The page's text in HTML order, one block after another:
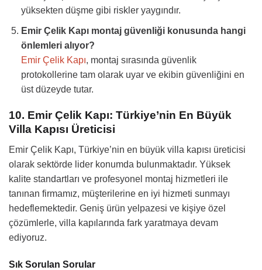
yüksekten düşme gibi riskler yaygındır.
Emir Çelik Kapı montaj güvenliği konusunda hangi
önlemleri alıyor?
Emir Çelik Kapı, montaj sırasında güvenlik
protokollerine tam olarak uyar ve ekibin güvenliğini en
üst düzeyde tutar.
10. Emir Çelik Kapı: Türkiye’nin En Büyük
Villa Kapısı Üreticisi
Emir Çelik Kapı, Türkiye’nin en büyük villa kapısı üreticisi
olarak sektörde lider konumda bulunmaktadır. Yüksek
kalite standartları ve profesyonel montaj hizmetleri ile
tanınan firmamız, müşterilerine en iyi hizmeti sunmayı
hedeflemektedir. Geniş ürün yelpazesi ve kişiye özel
çözümlerle, villa kapılarında fark yaratmaya devam
ediyoruz.
Sık Sorulan Sorular